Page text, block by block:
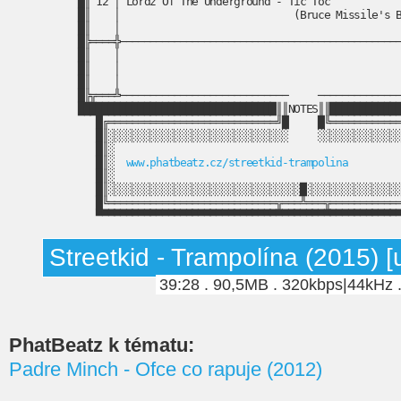
█║    │                             (Bruce Missile's
█╠╦═══╩────────────────────────────
█╔════════════════════════════╝█
█║░░░░░░░░░░░░░░░░░░░░░░░░░░░░░░
█║░
█║░ www.phatbeatz.cz/streetkid-trampolina
█║░
Streetkid - Trampolína (2015)
39:28 . 90,5MB . 320kbps|44kHz
PhatBeatz k tématu:
Padre Minch - Ofce co rapuje (2012)